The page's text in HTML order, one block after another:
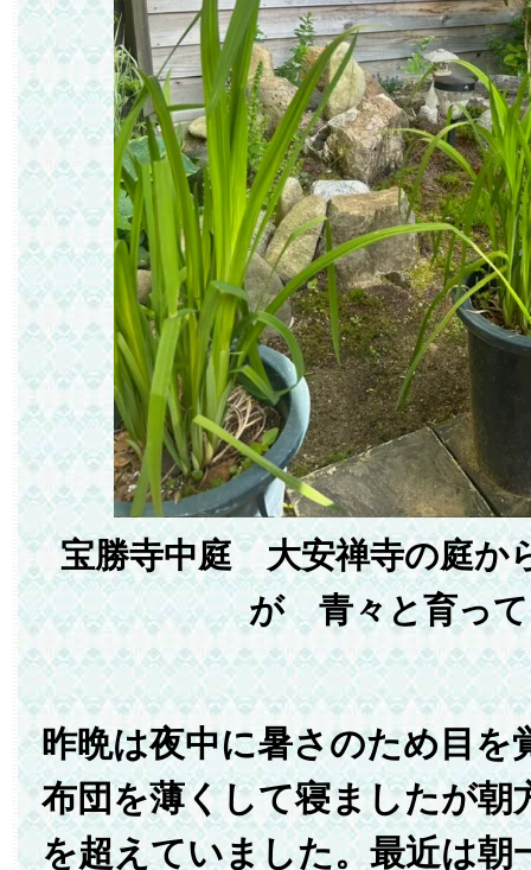
宝勝寺中庭 大安禅寺の庭か
が 青々と育って
昨晩は夜中に暑さのため目を
布団を薄くして寝ましたが
を超えていました。最近は朝